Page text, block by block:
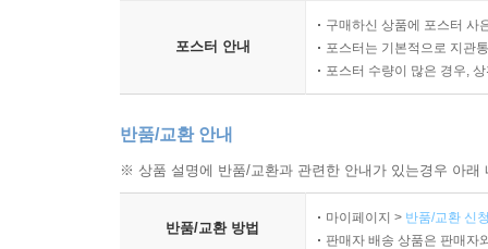
포스터 안내
구매하신 상품에 포스터 사
포스터는 기본적으로 지관
포스터 수량이 많은 경우,
반품/교환 안내
※ 상품 설명에 반품/교환과 관련한 안내가 있는경우 아
반품/교환 방법
마이페이지 > 반품/교환 신
판매자 배송 상품은 판매자